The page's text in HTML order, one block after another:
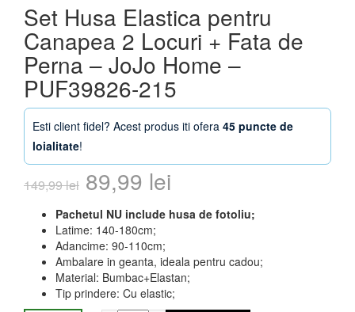
Set Husa Elastica pentru
Canapea 2 Locuri + Fata de
Perna – JoJo Home –
PUF39826-215
Esti client fidel? Acest produs iti ofera 45 puncte de
loialitate!
149,99lei Prețul
inițial
a
fost:
89,99 lei
curent
89,99 lei.
Pachetul NU include husa de fotoliu;
Latime: 140-180cm;
Adancime: 90-110cm;
Ambalare in geanta, ideala pentru cadou;
Material: Bumbac+Elastan;
Tip prindere: Cu elastic;